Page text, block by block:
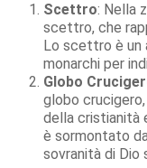
Scettro: Nella
scettro, che
Lo scettro è un
monarchi per
Globo
globo
della cristianità
è sormontato
sovranità di Dio